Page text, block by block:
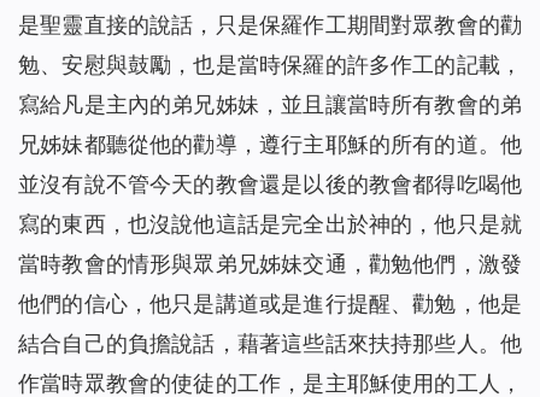
是聖靈直接的說話，只是保羅作工期間對眾教會的勸
勉、安慰與鼓勵，也是當時保羅的許多作工的記載，
寫給凡是主內的弟兄姊妹，並且讓當時所有教會的弟
兄姊妹都聽從他的勸導，遵行主耶穌的所有的道。他
並沒有說不管今天的教會還是以後的教會都得吃喝他
寫的東西，也沒說他這話是完全出於神的，他只是就
當時教會的情形與眾弟兄姊妹交通，勸勉他們，激發
他們的信心，他只是講道或是進行提醒、勸勉，他是
結合自己的負擔說話，藉著這些話來扶持那些人。他
作當時眾教會的使徒的工作，是主耶穌使用的工人，